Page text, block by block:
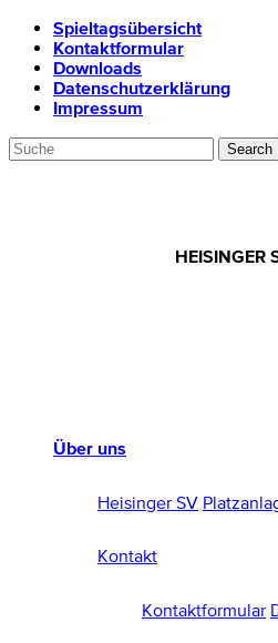
Spieltagsübersicht
Kontaktformular
Downloads
Datenschutzerklärung
Impressum
HEISINGER
Über uns
Heisinger SV
Kontakt
Kontaktformular